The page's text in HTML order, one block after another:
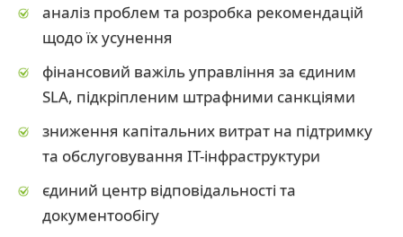
аналіз проблем та розробка рекомендацій
щодо їх усунення
фінансовий важіль управління за єдиним
SLA, підкріпленим штрафними санкціями
зниження капітальних витрат на підтримку
та обслуговування ІТ-інфраструктури
єдиний центр відповідальності та
документообігу